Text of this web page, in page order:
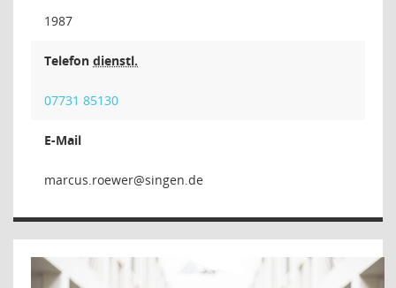
1987
Telefon dienstl.
07731 85130
E-Mail
reweor.